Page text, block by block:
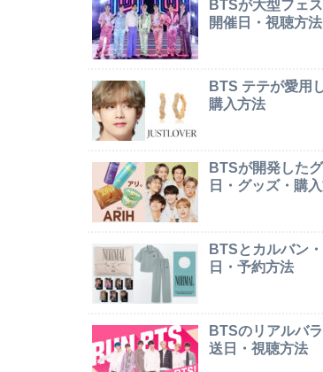
BTSが大型フェ
開催日・視聴方法
BTS テテが愛用
購入方法
BTSが開発した
日・グッズ・購入
BTSとカルバン
日・予約方法
BTSのリアルバ
送日・視聴方法